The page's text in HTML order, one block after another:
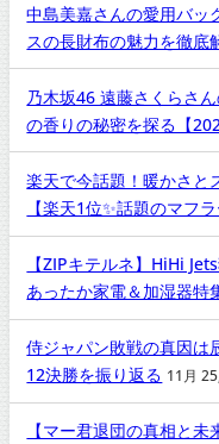
中島美嘉さんの愛用バッ
スの長財布の魅力を徹底
乃木坂46 遠藤さくらさ
の香りの秘密を探る【
楽天で今話題！暖かさと
【楽天1位✨話題のマフ
【ZIPキテルネ】HiHi
あったか家電＆加湿器特
侍ジャパン敗戦の真因は
12決勝を振り返る 11月
【マー君退団の真相と